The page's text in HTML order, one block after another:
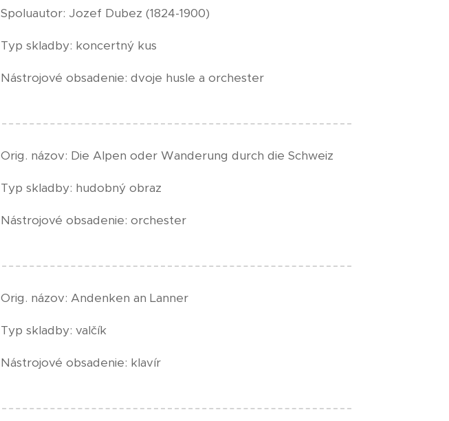
Spoluautor: Jozef Dubez (1824-1900)
Typ skladby: koncertný kus
Nástrojové obsadenie: dvoje husle a orchester
Orig. názov: Die Alpen oder Wanderung durch die Schweiz
Typ skladby: hudobný obraz
Nástrojové obsadenie: orchester
Orig. názov: Andenken an Lanner
Typ skladby: valčík
Nástrojové obsadenie: klavír